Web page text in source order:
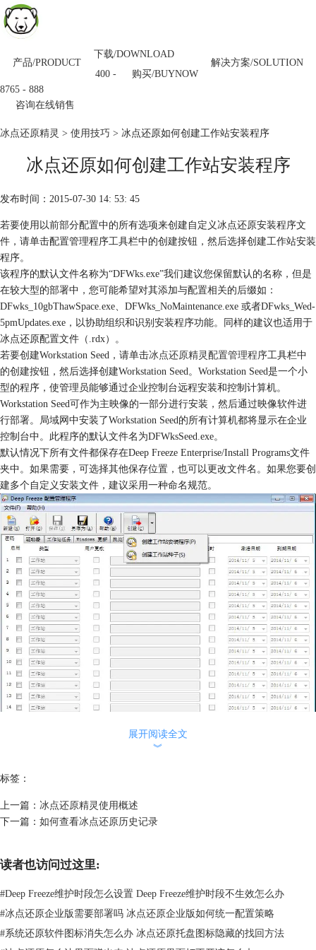
产品/PRODUCT 解决方案/SOLUTION
下载/DOWNLOAD
购买/BUYNOW
400 -
8765 - 888
咨询在线销售
冰点还原精灵 > 使用技巧 > 冰点还原如何创建工作站安装程序
冰点还原如何创建工作站安装程序
发布时间：2015-07-30 14: 53: 45
若要使用以前部分配置中的所有选项来创建自定义冰点还原安装程序文
件，请单击配置管理程序工具栏中的创建按钮，然后选择创建工作站安装
程序。
该程序的默认文件名称为“DFWks.exe”我们建议您保留默认的名称，但是
在较大型的部署中，您可能希望对其添加与配置相关的后缀如：
DFwks_10gbThawSpace.exe、DFWks_NoMaintenance.exe 或者DFwks_Wed-
5pmUpdates.exe，以协助组织和识别安装程序功能。同样的建议也适用于
冰点还原配置文件（.rdx）。
若要创建Workstation Seed，请单击冰点还原精灵配置管理程序工具栏中
的创建按钮，然后选择创建Workstation Seed。Workstation Seed是一个小
型的程序，使管理员能够通过企业控制台远程安装和控制计算机。
Workstation Seed可作为主映像的一部分进行安装，然后通过映像软件进
行部署。局域网中安装了Workstation Seed的所有计算机都将显示在企业
控制台中。此程序的默认文件名为DFWksSeed.exe。
默认情况下所有文件都保存在Deep Freeze Enterprise/Install Programs文件
夹中。如果需要，可选择其他保存位置，也可以更改文件名。如果您要创
建多个自定义安装文件，建议采用一种命名规范。
图一：冰点还原配置管理程序安装种子
部署至任何使用相同Customization Code 的冰点计算机上。冰点种子可以
工作站任务始终保持一致。种子将不会运用任何配置设置，但是会将其保
留在文件中。若要将此文件仅用作一个模板，请使用配置管理程序打开
安装文件，请单击创建>创建工作站安装文件。
此目的的可以启用冰点管理程序的密码保护功能，或者移除
c:\program files\faronics\Deep Freeze 7 Enterprise 文件夹中
的 DFadmin.exe，使其变为不可用。此文件将移至域管理程序的工作台，
展开阅读全文
︾
标签：
上一篇： 冰点还原精灵使用概述
下一篇： 如何查看冰点还原历史记录
读者也访问过这里:
#Deep Freeze维护时段怎么设置 Deep Freeze维护时段不生效怎么办
#冰点还原企业版需要部署吗 冰点还原企业版如何统一配置策略
#系统还原软件图标消失怎么办 冰点还原托盘图标隐藏的找回方法